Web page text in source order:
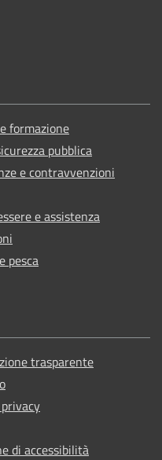
formazione
pubblica
e contravvenzioni
e assistenza
pesca
trasparente
di accessibilità